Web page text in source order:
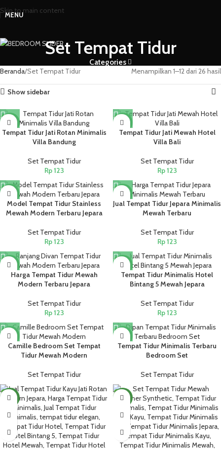
Skip to main content
MENU
Set Tempat Tidur
Categories
Beranda Set Tempat Tidur Menampilkan 1–12 dari 26 hasil
Show sidebar
NEW
Tempat Tidur Jati Rotan Minimalis
Villa Bandung
Set Tempat Tidur
Rp123
NEW
Tempat Tidur Jati Mewah Hotel
Villa Bali
Set Tempat Tidur
Rp123
NEW
Model Tempat Tidur Stainless
Mewah Modern Terbaru Jepara
Set Tempat Tidur
Rp123
NEW
Jual Tempat Tidur Jepara Minimalis
Mewah Terbaru
Set Tempat Tidur
Rp123
NEW
Harga Tempat Tidur Mewah
Modern Terbaru Jepara
Set Tempat Tidur
Rp123
NEW
Tempat Tidur Minimalis Hotel
Bintang 5 Mewah Jepara
Set Tempat Tidur
Rp123
NEW
Camille Bedroom Set Tempat
Tidur Mewah Modern
Set Tempat Tidur
NEW
Tempat Tidur Minimalis Terbaru
Bedroom Set
Set Tempat Tidur
NEW NEW